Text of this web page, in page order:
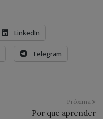
LinkedIn
Telegram
Próxima
Por que aprender